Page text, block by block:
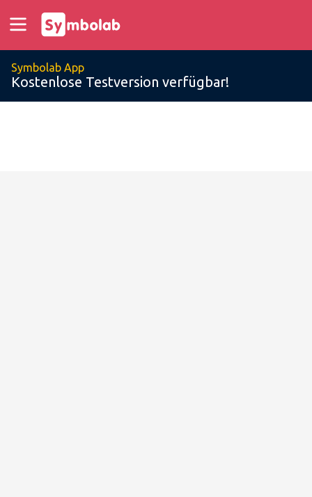
Symbolab App
Kostenlose Testversion verfügbar!